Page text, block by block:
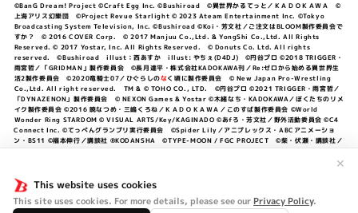
This website uses cookies
This site uses cookies. For more details, please see our Privacy Policy.
✕
©BanG Dream! Project ©Craft Egg Inc. ©Bushiroad ©異世界かるてっと／ＫＡＤＯＫＡＷＡ ©
上海アリス幻樂団 ©Project Revue Starlight © 2023 Ateam Entertainment Inc. ©Tokyo
Broadcasting System Television, Inc. ©Bushiroad ©Koi・芳文社／ご注文はBLOOM製作委員会で
すか？ © 2016 COVER Corp. © 2017 Manjuu Co.,Ltd. & YongShi Co.,Ltd. All Rights
Reserved. © 2017 Yostar, Inc. All Rights Reserved. © Donuts Co. Ltd. All rights
reserved. ©Bushiroad illust：西あすか illust: やちぇ(D4DJ) ©円谷プロ ©2018 TRIGGER・
雨宮哲／「GRIDMAN」製作委員会 ©長月達平・株式会社KADOKAWA刊／Re:ゼロから始める異世界生
活2製作委員会 ©2020竜騎士07／ひぐらしのなく頃に製作委員会 © New Japan Pro-Wrestling
Co.,Ltd. All right reserved. TM & © TOHO CO., LTD. ©円谷プロ ©2021 TRIGGER・雨宮哲／
「DYNAZENON」製作委員会 © NEXON Games & Yostar ©木緒なち・KADOKAWA／ぼくたちのリメ
イク製作委員会 ©2016 暁なつめ・三嶋くろね／ＫＡＤＯＫＡＷＡ／このすば製作委員会 ©World
Wonder Ring STARDOM © VISUAL ARTS/Key/KAGINADO ©あfろ・芳文社／野外活動委員会 ©C4
Connect Inc. ©てっぺんグランプリ実行委員会 ©Spider Lily／アニプレックス・ABCアニメーショ
ン・BS11 ©福本伸行／講談社 ®KODANSHA ©TYPE-MOON / FGC PROJECT ©柴・伏瀬・講談社／
©中村力斗・野澤ゆき子／集英社・君のことが大大大大大好きな製作委員会 ©IIS-P／ぽんのみち製作委
員会 ©円谷プロ ©2023 TRIGGER・雨宮哲／「劇場版グリッドマンユニバース」製作委員会 © NEXON
Games／アビドス商店街 ©プロジェクトラブライブ！蓮ノ空女学院スクールアイドルクラブ ©「勇気爆